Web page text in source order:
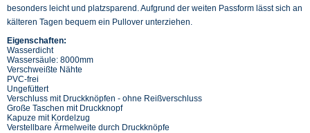
besonders leicht und platzsparend. Aufgrund der weiten Passform lässt sich an
kälteren Tagen bequem ein Pullover unterziehen.
Eigenschaften:
Wasserdicht
Wassersäule: 8000mm
Verschweißte Nähte
PVC-frei
Ungefüttert
Verschluss mit Druckknöpfen - ohne Reißverschluss
Große Taschen mit Druckknopf
Kapuze mit Kordelzug
Verstellbare Ärmelweite durch Druckknöpfe